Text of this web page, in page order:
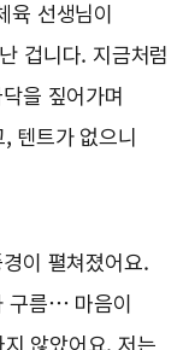
선생님이
겁니다. 지금처럼
을 짚어가며
텐트가 없으니
이 펼쳐졌어요.
구름… 마음이